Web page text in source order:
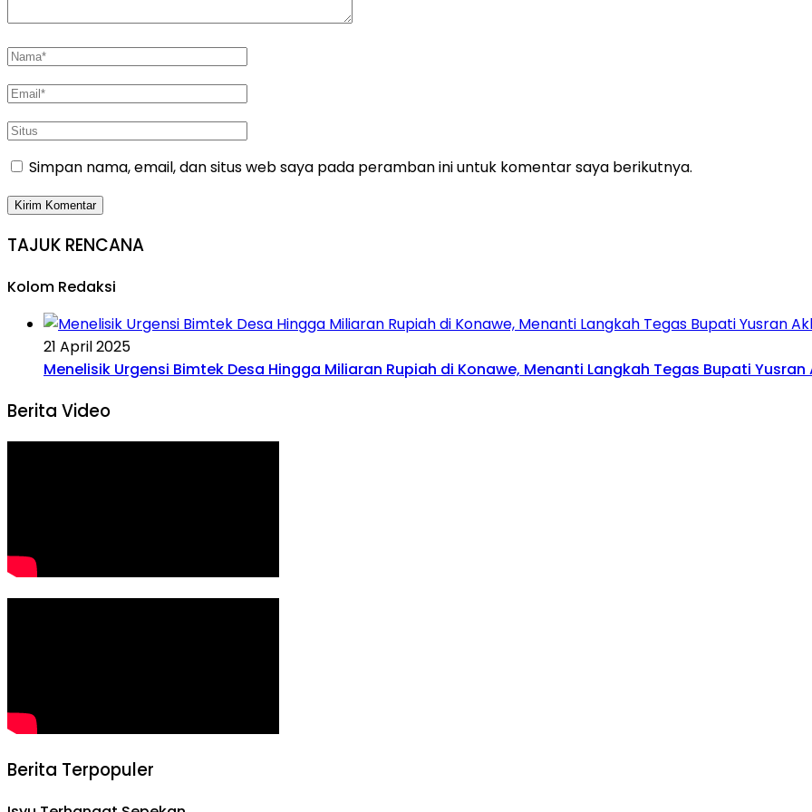
Simpan nama, email, dan situs web saya pada peramban ini untuk komentar saya berikutnya.
TAJUK RENCANA
Kolom Redaksi
21 April 2025
Menelisik Urgensi Bimtek Desa Hingga Miliaran Rupiah di Konawe, Menanti Langkah Tegas Bupati Yusran
Berita Video
Berita Terpopuler